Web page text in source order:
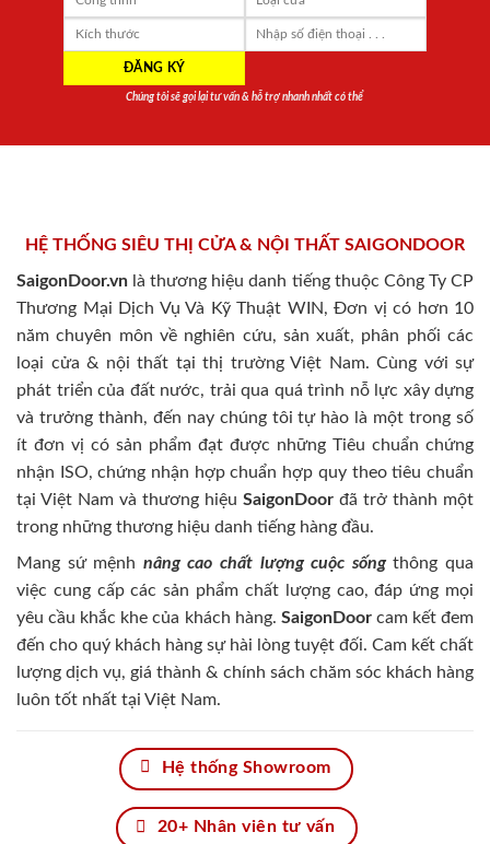
Chúng tôi sẽ gọi lại tư vấn & hỗ trợ nhanh nhất có thể
HỆ THỐNG SIÊU THỊ CỬA & NỘI THẤT SAIGONDOOR
SaigonDoor.vn là thương hiệu danh tiếng thuộc Công Ty CP
Thương Mại Dịch Vụ Và Kỹ Thuật WIN, Đơn vị có hơn 10
năm chuyên môn về nghiên cứu, sản xuất, phân phối các
loại cửa & nội thất tại thị trường Việt Nam. Cùng với sự
phát triển của đất nước, trải qua quá trình nỗ lực xây dựng
và trưởng thành, đến nay chúng tôi tự hào là một trong số
ít đơn vị có sản phẩm đạt được những Tiêu chuẩn chứng
nhận ISO, chứng nhận hợp chuẩn hợp quy theo tiêu chuẩn
tại Việt Nam và thương hiệu SaigonDoor đã trở thành một
trong những thương hiệu danh tiếng hàng đầu.
Mang sứ mệnh nâng cao chất lượng cuộc sốngthông qua
việc cung cấp các sản phẩm chất lượng cao, đáp ứng mọi
yêu cầu khắc khe của khách hàng. SaigonDoorcam kết đem
đến cho quý khách hàng sự hài lòng tuyệt đối. Cam kết chất
lượng dịch vụ, giá thành & chính sách chăm sóc khách hàng
luôn tốt nhất tại Việt Nam.
Hệ thống Showroom
20+ Nhân viên tư vấn